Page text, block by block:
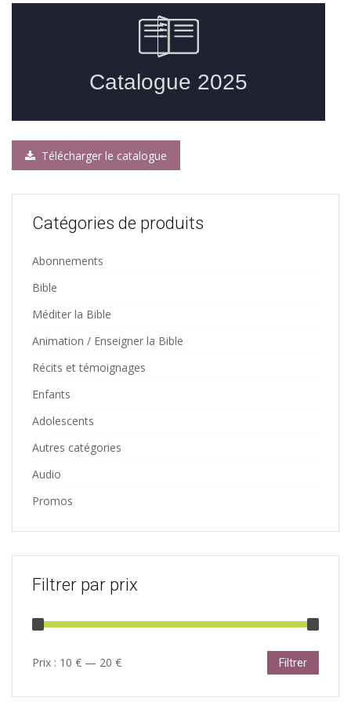
Télécharger le catalogue
Catégories de produits
Abonnements
Bible
Méditer la Bible
Animation / Enseigner la Bible
Récits et témoignages
Enfants
Adolescents
Autres catégories
Audio
Promos
Filtrer par prix
Prix
Prix
Filtrer
Prix : 10 € — 20 €